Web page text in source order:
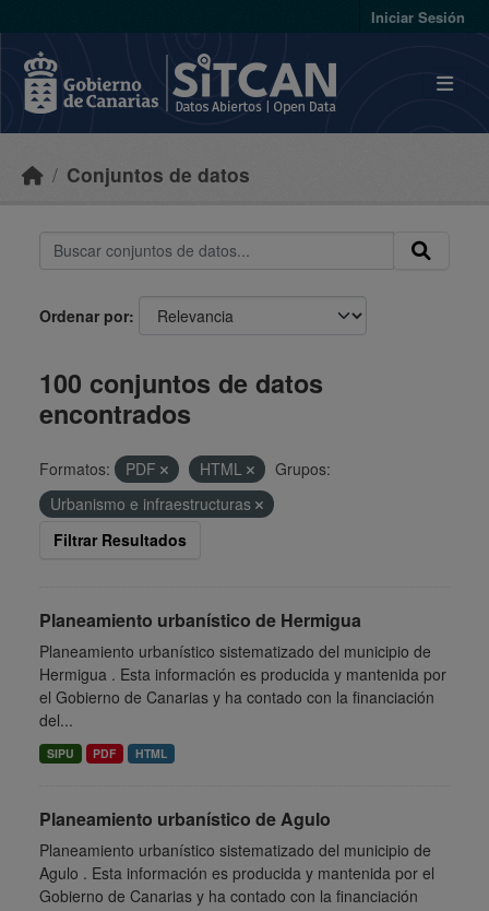
Iniciar Sesión
Conjuntos de datos
Ordenar por
100 conjuntos de datos
encontrados
Formatos: PDF HTML
Grupos:
Urbanismo e infraestructuras
Filtrar Resultados
Planeamiento urbanístico de Hermigua
Planeamiento urbanístico sistematizado del municipio de
Hermigua . Esta información es producida y mantenida por
el Gobierno de Canarias y ha contado con la financiación
del...
SIPU PDF HTML
Planeamiento urbanístico de Agulo
Planeamiento urbanístico sistematizado del municipio de
Agulo . Esta información es producida y mantenida por el
Gobierno de Canarias y ha contado con la financiación